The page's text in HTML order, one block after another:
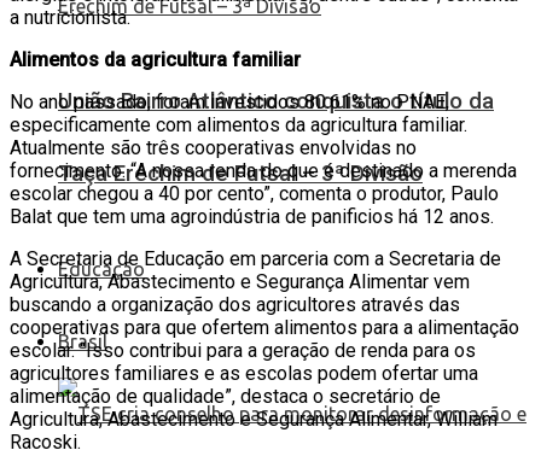
União Bairro Atlântico conquista o título da
Taça Erechim de Futsal – 3ª Divisão
Educação
Brasil
a nutricionista.
Alimentos da agricultura familiar
No ano passado, foram investidos 80.61% no PNAE,
especificamente com alimentos da agricultura familiar.
Atualmente são três cooperativas envolvidas no
fornecimento. “A nossa renda do que é destinado a merenda
escolar chegou a 40 por cento”, comenta o produtor, Paulo
Balat que tem uma agroindústria de panificios há 12 anos.
A Secretaria de Educação em parceria com a Secretaria de
Agricultura, Abastecimento e Segurança Alimentar vem
buscando a organização dos agricultores através das
cooperativas para que ofertem alimentos para a alimentação
escolar. “Isso contribui para a geração de renda para os
agricultores familiares e as escolas podem ofertar uma
alimentação de qualidade”, destaca o secretário de
Agricultura, Abastecimento e Segurança Alimentar, William
Racoski.